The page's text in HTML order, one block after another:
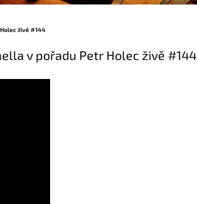
živě #144
v pořadu Petr Holec živě #144